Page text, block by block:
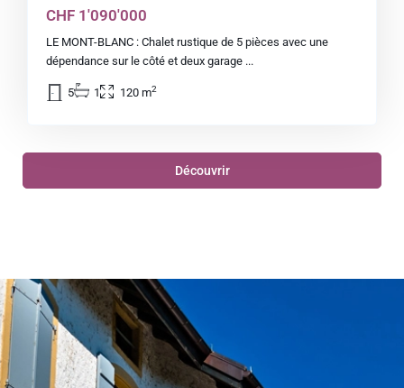
CHF 1'090'000
LE MONT-BLANC : Chalet rustique de 5 pièces avec une
dépendance sur le côté et deux garage ...
5 1 120 m2
Découvrir